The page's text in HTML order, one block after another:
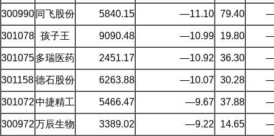
300990 同飞股份 5840.15 —11.10 79.40
301078 孩子王 9090.48 —10.99 19.80
301075多瑞医药 2451.17 —10.92 36.30
301158德石股份 6263.88 —10.07 30.28
301072中捷精工 5466.47 —9.67 37.88
300972万辰生物 3389.02 —9.22 14.65